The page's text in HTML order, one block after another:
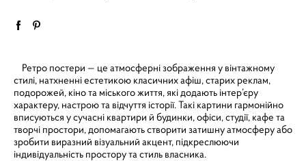
Ретро постери — це атмосферні зображення у вінтажному
стилі, натхненні естетикою класичних афіш, старих реклам,
подорожей, кіно та міського життя, які додають інтер’єру
характеру, настрою та відчуття історії. Такі картини гармонійно
вписуються у сучасні квартири й будинки, офіси, студії, кафе та
творчі простори, допомагають створити затишну атмосферу або
зробити виразний візуальний акцент, підкреслюючи
індивідуальність простору та стиль власника.